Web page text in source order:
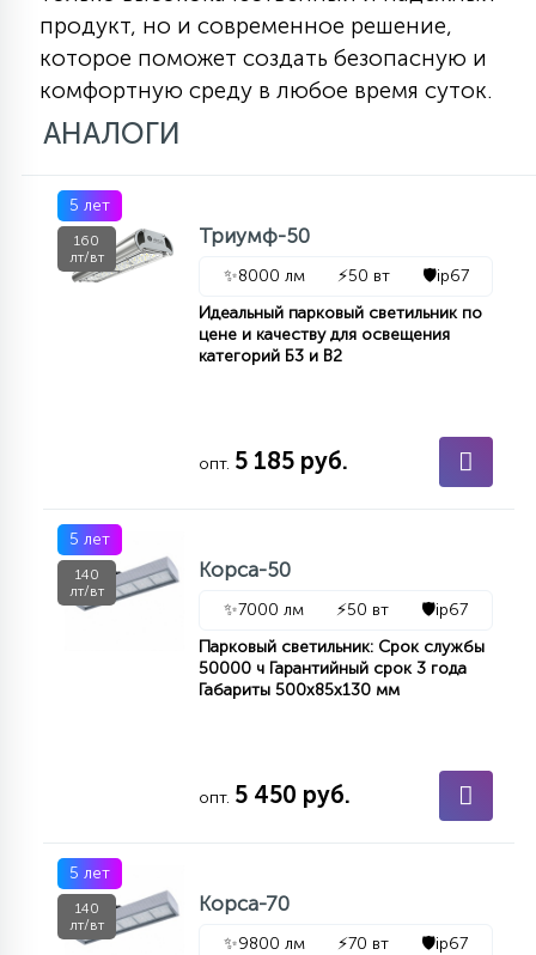
продукт, но и современное решение,
которое поможет создать безопасную и
комфортную среду в любое время суток.
АНАЛОГИ
5 лет
160
лт/вт
Триумф-50
✨8000 лм ⚡50 вт 🛡️ip67
Идеальный парковый светильник по
цене и качеству для освещения
категорий Б3 и В2
опт. 5 185 руб.
5 лет
140
лт/вт
Корса-50
✨7000 лм ⚡50 вт 🛡️ip67
Парковый светильник: Срок службы
50000 ч Гарантийный срок 3 года
Габариты 500х85х130 мм
опт. 5 450 руб.
5 лет
140
лт/вт
Корса-70
✨9800 лм ⚡70 вт 🛡️ip67